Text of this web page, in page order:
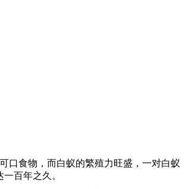
口食物，而白蚁的繁殖力旺盛，一对白蚁
百年之久。